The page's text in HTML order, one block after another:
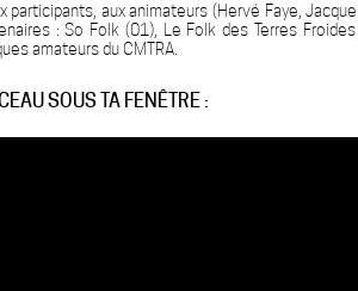
participants, aux animateurs (Hervé Faye,
: So Folk (01), Le Folk des Terres
amateurs du CMTRA.
SOUS TA FENÊTRE :